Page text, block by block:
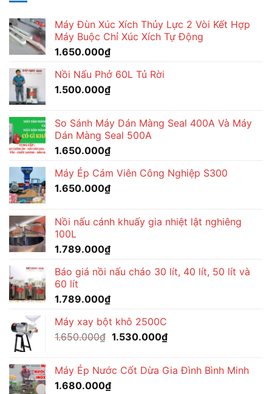
Máy Đùn Xúc Xích Thủy Lực 2 Vòi Kết Hợp
Máy Buộc Chỉ Xúc Xích Tự Động
1.650.000₫
Nồi Nấu Phở 60L Tủ Rời
1.500.000₫
So Sánh Máy Dán Màng Seal 400A Và Máy
Dán Màng Seal 500A
1.650.000₫
Máy Ép Cám Viên Công Nghiệp S300
1.650.000₫
Nồi nấu cánh khuấy gia nhiệt lật nghiêng
100L
1.789.000₫
Báo giá nồi nấu cháo 30 lít, 40 lít, 50 lít và
60 lít
1.789.000₫
Máy xay bột khô 2500C
1.650.000₫ Giá
1.650.000₫.
1.530.000₫Giá
là:
Máy Ép Nước Cốt Dừa Gia Đình Bình Minh
1.680.000₫